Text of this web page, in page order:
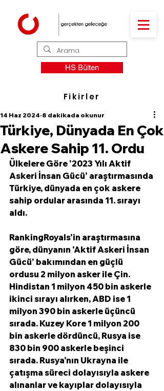
HS Bülten
Fikirler
Türkiye, Dünyada En Çok
Askere Sahip 11. Ordu
14 Haz 2024 8 dakikada okunur
Ülkelere Göre '2023 Yılı Aktif
Askeri İnsan Gücü' araştırmasında
Türkiye, dünyada en çok askere
sahip ordular arasında 11. sırayı
aldı.
RankingRoyals'in araştırmasına
göre, dünyanın 'Aktif Askeri İnsan
Gücü' bakımından en güçlü
ordusu 2 milyon asker ile Çin.
Hindistan 1 milyon 450 bin askerle
ikinci sırayı alırken, ABD ise 1
milyon 390 bin askerle üçüncü
sırada. Kuzey Kore 1 milyon 200
bin askerle dördüncü, Rusya ise
830 bin 900 askerle beşinci
sırada. Rusya'nın Ukrayna ile
çatışma süreci dolayısıyla askere
alınanlar ve kayıplar dolayısıyla